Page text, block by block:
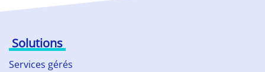
Solutions
Services gérés